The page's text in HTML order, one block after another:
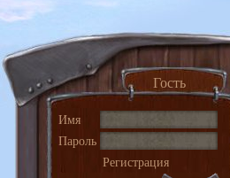
Гость
Имя
Пароль
Регистрация